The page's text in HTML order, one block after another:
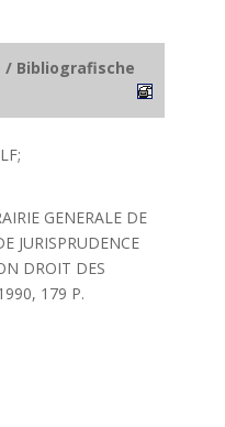
/ Bibliografische
GENERALE DE
JURISPRUDENCE
DROIT DES
179 P.